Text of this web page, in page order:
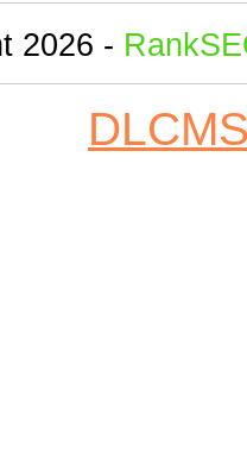
2026 -